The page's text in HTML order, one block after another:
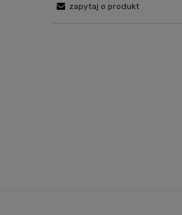
zapytaj o produkt